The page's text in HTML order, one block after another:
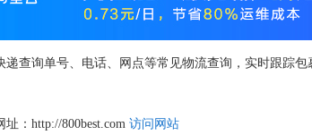
递查询单号、电话、网点等常见物流查询，实时跟踪
：http://800best.com 访问网站